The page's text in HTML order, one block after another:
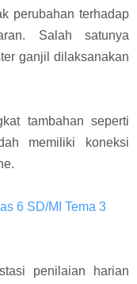
perubahan terhadap
Salah satunya
ganjil dilaksanakan
tambahan seperti
memiliki koneksi
6 SD/MI Tema 3
penilaian harian